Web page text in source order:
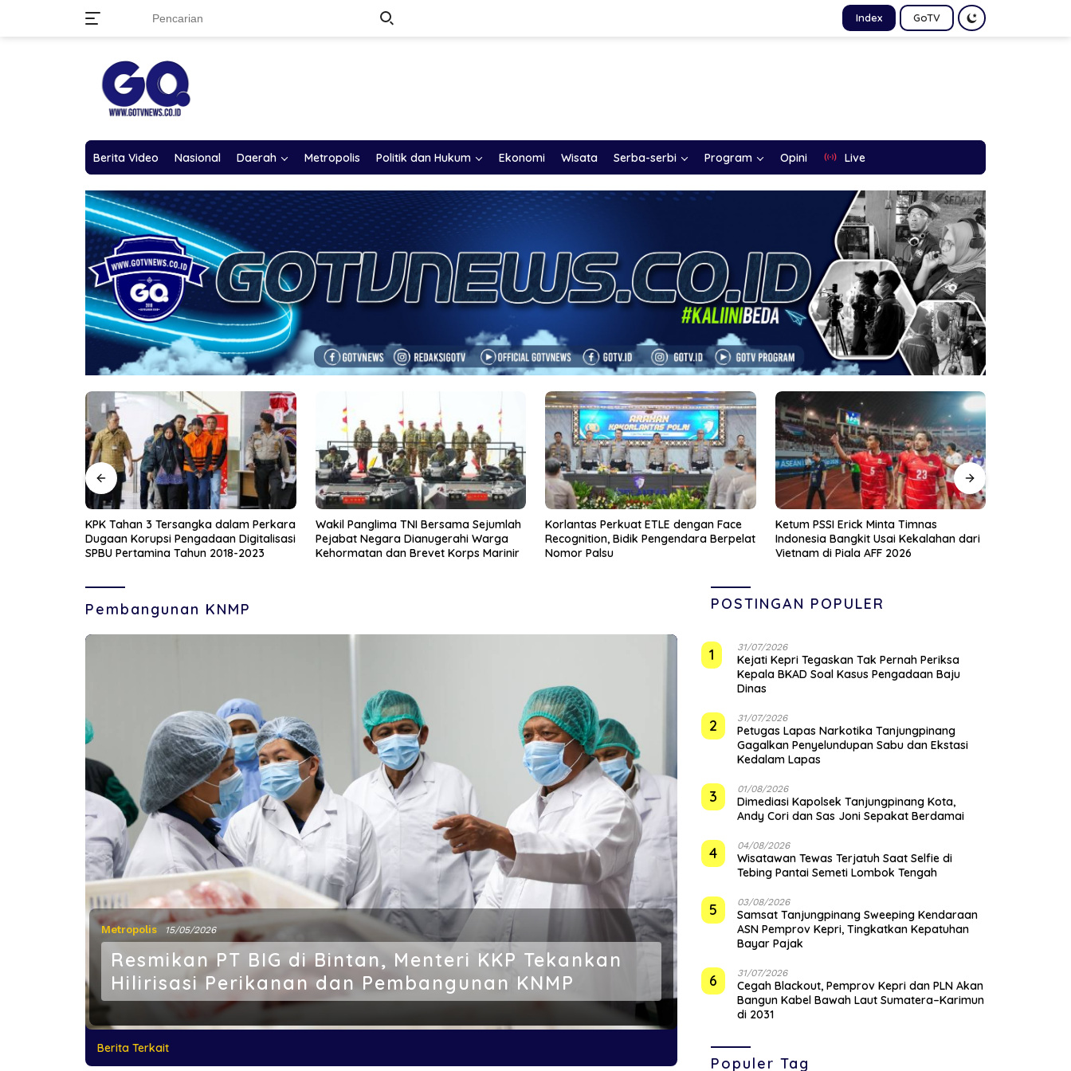
Index GoTV
Berita Video Nasional Daerah Metropolis Politik dan Hukum Ekonomi Wisata Serba-serbi Program Opini Live
Wakil Panglima TNI Bersama Sejumlah
Pejabat Negara Dianugerahi Warga
Kehormatan dan Brevet Korps Marinir
Korlantas Perkuat ETLE dengan Face
Recognition, Bidik Pengendara Berpelat
Nomor Palsu
Ketum PSSI Erick Minta Timnas
Indonesia Bangkit Usai Kekalahan dari
Vietnam di Piala AFF 2026
UMKM Tanjungpinang Diperkenalkan AI
untuk Percepat Pengembangan Produk
Lokal dan Disiapkan Masuk Pasar
Pembangunan KNMP
Metropolis 15/05/2026
Resmikan PT BIG di Bintan, Menteri KKP Tekankan
Hilirisasi Perikanan dan Pembangunan KNMP
Berita Terkait
POSTINGAN POPULER
1 31/07/2026
Kejati Kepri Tegaskan Tak Pernah Periksa
Kepala BKAD Soal Kasus Pengadaan Baju
Dinas
2 31/07/2026
Petugas Lapas Narkotika Tanjungpinang
Gagalkan Penyelundupan Sabu dan Ekstasi
Kedalam Lapas
3 01/08/2026
Dimediasi Kapolsek Tanjungpinang Kota,
Andy Cori dan Sas Joni Sepakat Berdamai
4 04/08/2026
Wisatawan Tewas Terjatuh Saat Selfie di
Tebing Pantai Semeti Lombok Tengah
5 03/08/2026
Samsat Tanjungpinang Sweeping Kendaraan
ASN Pemprov Kepri, Tingkatkan Kepatuhan
Bayar Pajak
6 31/07/2026
Cegah Blackout, Pemprov Kepri dan PLN Akan
Bangun Kabel Bawah Laut Sumatera–Karimun
di 2031
Populer Tag